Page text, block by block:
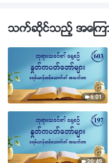
သက္ဆိုင္သည့္ အေၾကာ
6:01
20:49